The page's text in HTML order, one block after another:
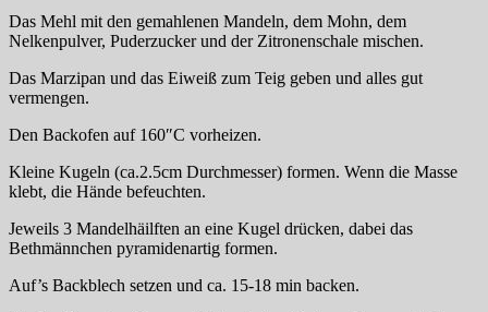
Das Mehl mit den gemahlenen Mandeln, dem Mohn, dem
Nelkenpulver, Puderzucker und der Zitronenschale mischen.
Das Marzipan und das Eiweiß zum Teig geben und alles gut
vermengen.
Den Backofen auf 160″C vorheizen.
Kleine Kugeln (ca.2.5cm Durchmesser) formen. Wenn die Masse
klebt, die Hände befeuchten.
Jeweils 3 Mandelhäilften an eine Kugel drücken, dabei das
Bethmännchen pyramidenartig formen.
Auf’s Backblech setzen und ca. 15-18 min backen.